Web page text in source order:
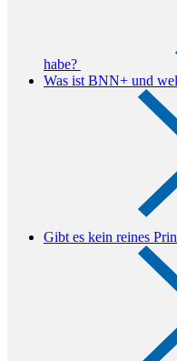
habe?
Was ist BNN+ und
Gibt es kein reines